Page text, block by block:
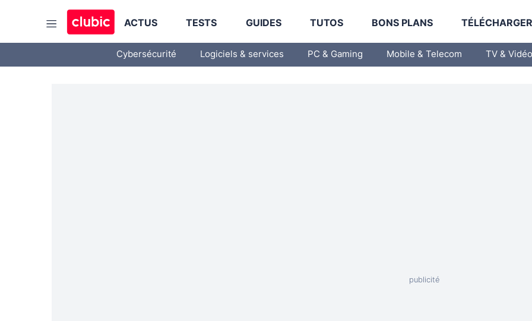
ACTUS TESTS GUIDES TUTOS BONS PLANS
Cybersécurité Logiciels & services PC & Gaming Mobile & Telecom TV & Vidéo